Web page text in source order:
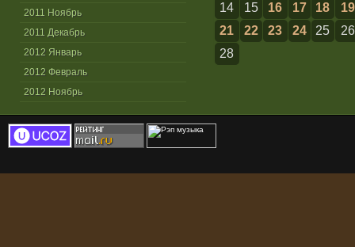
2011 Ноябрь
2011 Декабрь
2012 Январь
2012 Февраль
2012 Ноябрь
14
15 16 17 18
19
21
22 23 24 25
26
28